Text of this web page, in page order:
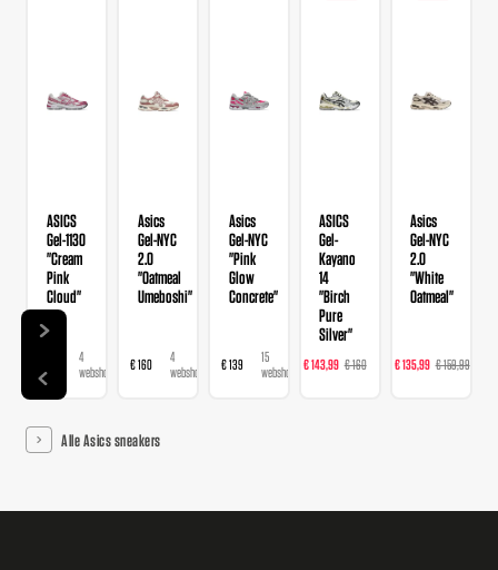
ASICS
Gel-1130
"Cream
Pink
Cloud"
4
webshops
Asics
Gel-NYC
2.0
"Oatmeal
Umeboshi"
€ 160
4
webshops
Asics
Gel-NYC
"Pink
Glow
Concrete"
€ 139
15
webshops
ASICS
Gel-
Kayano
14
"Birch
Pure
Silver"
€ 143,99 € 160
webshops
Asics
Gel-NYC
2.0
"White
Oatmeal"
€ 135,99 € 159,99
Alle Asics sneakers